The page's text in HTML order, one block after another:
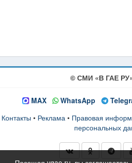
© СМИ «В ГАЕ РУ»
MAX WhatsApp
Контакты • Реклама• Правовая
персональных